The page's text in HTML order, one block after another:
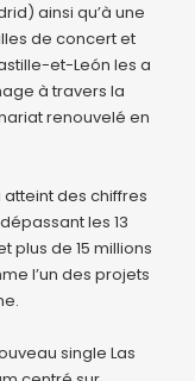
ainsi qu’à une
de concert et
et-León les a
à travers la
renouvelé en
des chiffres
les 13
plus de 15 millions
l’un des projets
single Las